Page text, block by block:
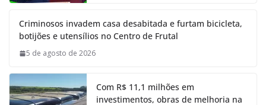
Criminosos invadem casa desabitada e furtam bicicleta,
botijões e utensílios no Centro de Frutal
5 de agosto de 2026
Com R$ 11,1 milhões em
investimentos, obras de melhoria na